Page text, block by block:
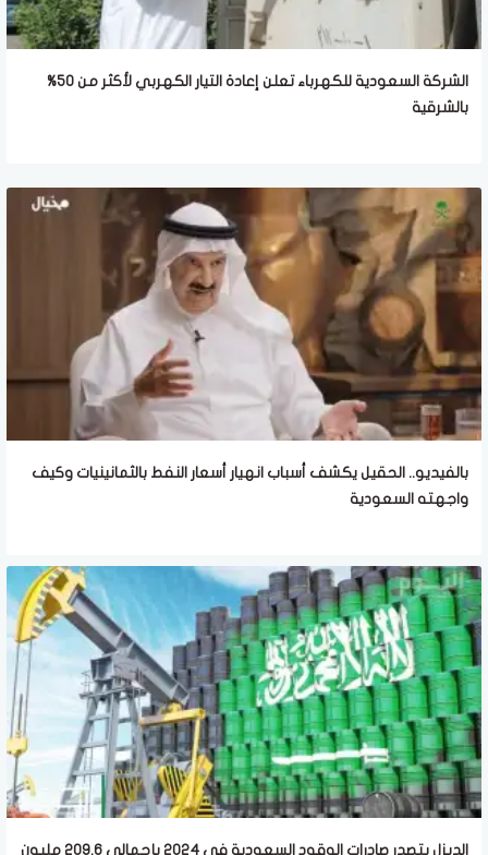
الشركة السعودية للكهرباء تعلن إعادة التيار الكهربي لأكثر من 50%
بالشرقية
بالفيديو.. الحقيل يكشف أسباب انهيار أسعار النفط بالثمانينيات وكيف
واجهته السعودية
الديزل يتصدر صادرات الوقود السعودية في 2024 بإجمالي 209.6 مليون